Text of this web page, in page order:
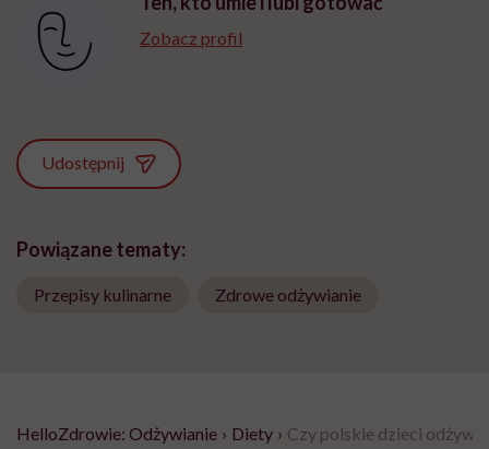
Zobacz profil
Udostępnij
Powiązane tematy:
Przepisy kulinarne Zdrowe odżywianie
HelloZdrowie: Odżywianie › Diety › Czy polskie dzieci